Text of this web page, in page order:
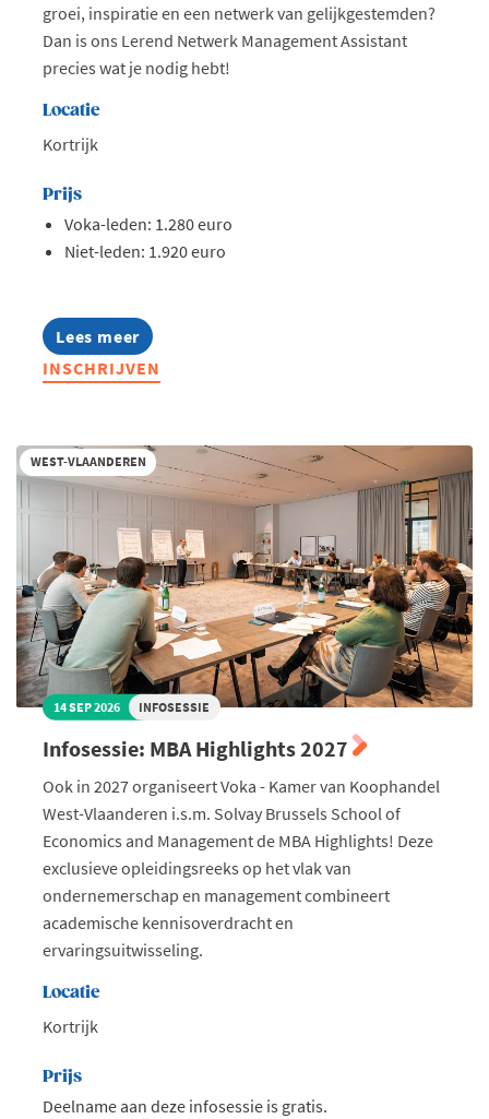
groei, inspiratie en een netwerk van gelijkgestemden?
Dan is ons Lerend Netwerk Management Assistant
precies wat je nodig hebt!
Locatie
Kortrijk
Prijs
Voka-leden: 1.280 euro
Niet-leden: 1.920 euro
Lees meer
about
Lerend
Netwerk
INSCHRIJVEN
WEST-VLAANDEREN
14 SEP 2026 INFOSESSIE
Infosessie: MBA Highlights 2027
Ook in 2027 organiseert Voka - Kamer van Koophandel
West-Vlaanderen i.s.m. Solvay Brussels School of
Economics and Management de MBA Highlights! Deze
exclusieve opleidingsreeks op het vlak van
ondernemerschap en management combineert
academische kennisoverdracht en
ervaringsuitwisseling.
Locatie
Kortrijk
Prijs
Deelname aan deze infosessie is gratis.